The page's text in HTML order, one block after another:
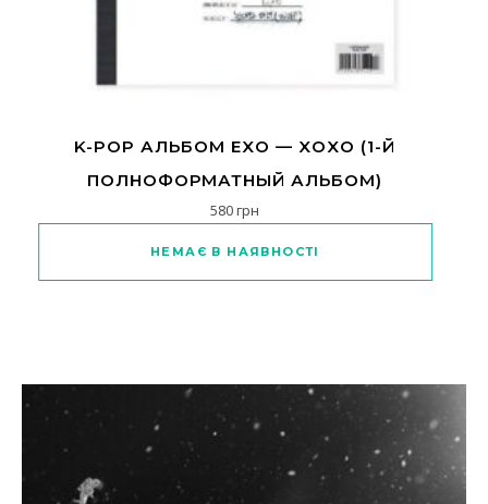
K-POP АЛЬБОМ EXO — XOXO (1-Й
ПОЛНОФОРМАТНЫЙ АЛЬБОМ)
580грн
НЕМАЄ В НАЯВНОСТІ